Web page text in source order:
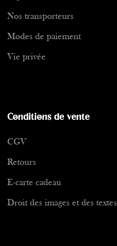
Nos transporteurs
Modes de paiement
Vie privée
Conditions de vente
CGV
Retours
E-carte cadeau
Droit des images et des textes